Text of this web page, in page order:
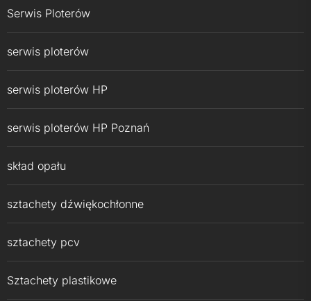
Serwis Ploterów
serwis ploterów
serwis ploterów HP
serwis ploterów HP Poznań
skład opału
sztachety dźwiękochłonne
sztachety pcv
Sztachety plastikowe